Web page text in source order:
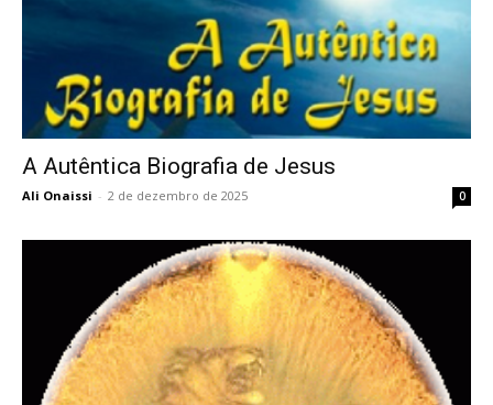
A Autêntica Biografia de Jesus
Ali Onaissi - 2 de dezembro de 2025 0